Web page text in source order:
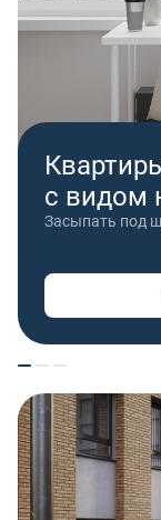
с видом
Засыпать под